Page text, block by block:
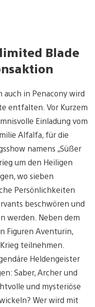
Blade
auch in Penacony wird
entfalten. Vor Kurzem
Einladung vom
Alfalfa, für die
namens „Süßer
um den Heiligen
wo sieben
Persönlichkeiten
beschwören und
werden. Neben dem
Figuren Aventurin,
teilnehmen.
Heldengeister
Saber, Archer und
und mysteriöse
Wer wird mit